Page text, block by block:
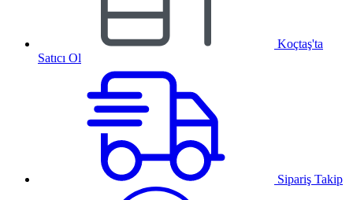
Koçtaş'ta
Satıcı Ol
Sipariş Takip